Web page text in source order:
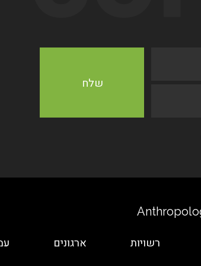
רשויות ארגונים